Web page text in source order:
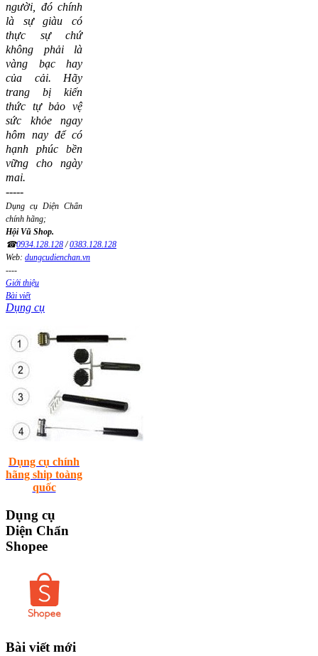
người, đó chính
là sự giàu có
thực sự chứ
không phải là
vàng bạc hay
của cải. Hãy
trang bị kiến
thức tự bảo vệ
sức khỏe ngay
hôm nay để có
hạnh phúc bền
vững cho ngày
mai.
-----
Dụng cụ Diện Chẩn
chính hãng;
Hội Vũ Shop.
☎0934.128.128/0383.128.128
Web: dungcudienchan.vn
----
Giới thiệu
Bài viết
Dụng cụ
Dụng cụ chính
hãng ship toàng
quốc
Dụng cụ
Diện Chẩn
Shopee
Bài viết mới